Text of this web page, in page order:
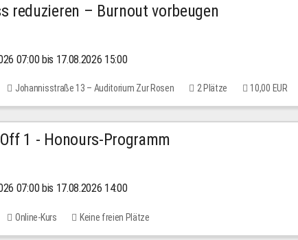
reduzieren – Burnout vorbeugen
07:00 bis 17.08.2026 15:00
Johannisstraße 13 – Auditorium Zur Rosen 2 Plätze 10,00 EUR
1 - Honours-Programm
07:00 bis 17.08.2026 14:00
Online-Kurs Keine freien Plätze